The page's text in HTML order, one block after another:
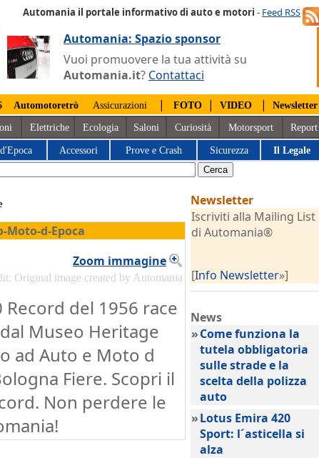
Automania il portale informativo di auto e motori - Feed RSS
Automania: Spazio sponsor
Vuoi promuovere la tua attività su
Automania.it? Contattaci
Automotoretrò Assicurazioni | FOTO | VIDEO | Newsletter
Elettriche Ecologia Saloni Curiosità Motorsport Report
Accessori Prove e Crash Sicurezza Il Legale
Moto-d-Epoca
Zoom immagine
Original image created by Automania
del 1956 race
Museo Heritage
ad Auto e Moto d
Fiere. Scopri il
Non perdere le
Newsletter
Iscriviti alla Mailing List
di Automania®
[Info Newsletter»]
News
»Come funziona la
tutela obbligatoria
sulle strade e la
scelta della polizza
auto
»Lotus Emira 420
Sport: l´asticella si
alza